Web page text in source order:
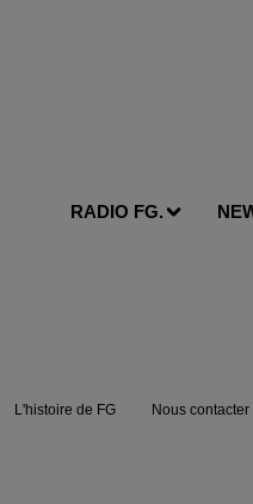
RADIO FG.
L'histoire de FG Nous contacter